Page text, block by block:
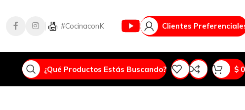
#CocinaconK Clientes
¿Qué Productos Estás Buscando? $ 0